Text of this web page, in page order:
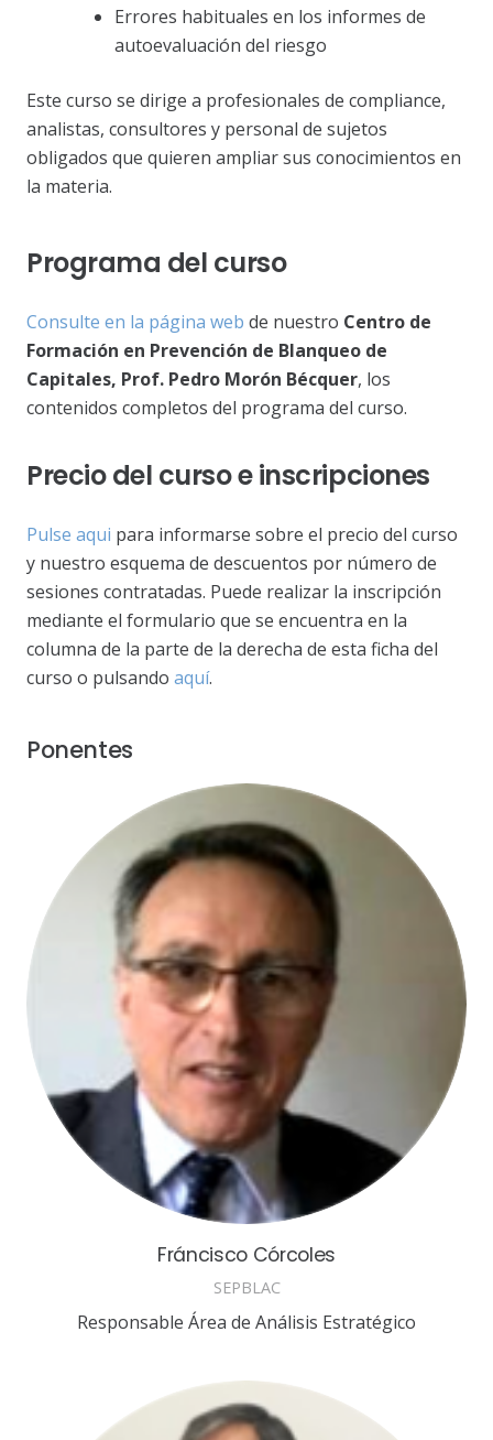
Errores habituales en los informes de
autoevaluación del riesgo
Este curso se dirige a profesionales de compliance,
analistas, consultores y personal de sujetos
obligados que quieren ampliar sus conocimientos en
la materia.
Programa del curso
Consulte en la página web de nuestro Centro de
Formación en Prevención de Blanqueo de
Capitales, Prof. Pedro Morón Bécquer, los
contenidos completos del programa del curso.
Precio del curso e inscripciones
Pulse aqui para informarse sobre el precio del curso
y nuestro esquema de descuentos por número de
sesiones contratadas. Puede realizar la inscripción
mediante el formulario que se encuentra en la
columna de la parte de la derecha de esta ficha del
curso o pulsando aquí.
Ponentes
Fráncisco Córcoles
SEPBLAC
Responsable Área de Análisis Estratégico